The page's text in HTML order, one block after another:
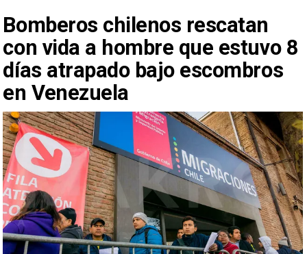
Bomberos chilenos rescatan
con vida a hombre que estuvo 8
días atrapado bajo escombros
en Venezuela